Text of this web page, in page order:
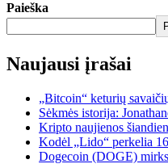
Paieška
Naujausi įrašai
„Bitcoin“ keturių
Sėkmės istorija:
Kripto naujienos
Kodėl „Lido“ perkelia
Dogecoin (DOGE)